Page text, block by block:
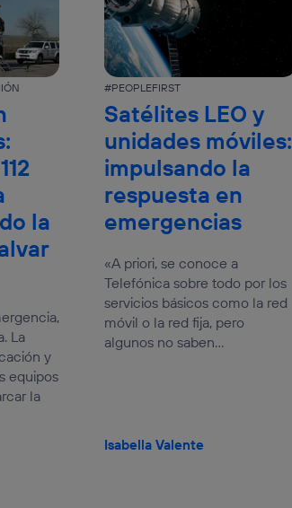
la
La
y
equipos
la
Satélites LEO y
unidades móviles:
impulsando la
respuesta en
emergencias
#PEOPLEFIRST
«A priori, se conoce a
Telefónica sobre todo por los
servicios básicos como la red
móvil o la red fija, pero
algunos no saben...
Isabella Valente